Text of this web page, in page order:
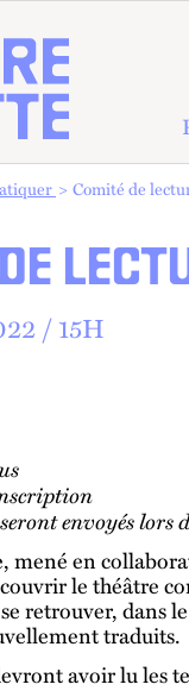
Comité de
/15H
envoyés lors
mené en
le théâtre
retrouver, dans
traduits.
avoir lu